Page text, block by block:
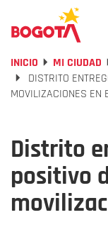
INICIO MI CIUDAD
DISTRITO
MOVILIZACIONES EN
Distrito
positivo